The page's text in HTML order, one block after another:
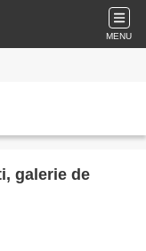
MENU
galerie de